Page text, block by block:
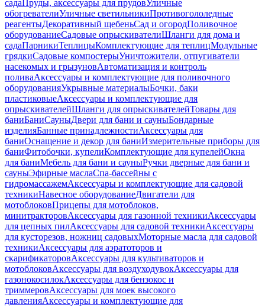
садаПруды, аксессуары для прудовУличные
обогревателиУличные светильникиПротивогололедные
реагентыДекоративный щебеньСад и огородПоливочное
оборудованиеСадовые опрыскивателиШланги для дома и
садаПарникиТеплицыКомплектующие для теплицМодульные
грядкиСадовые компостерыУничтожители, отпугиватели
насекомых и грызуновАвтоматизация и контроль
поливаАксессуары и комплектующие для поливочного
оборудованияУкрывные материалыБочки, баки
пластиковыеАксессуары и комплектующие для
опрыскивателейШланги для опрыскивателейТовары для
баниБаниСауныДвери для бани и сауныБондарные
изделияБанные принадлежностиАксессуары для
баниОснащение и декор для баниИзмерительные приборы для
баниФитобочки, купелиКомплектующие для купелейОкна
для баниМебель для бани и сауныРучки дверные для бани и
сауныЭфирные маслаСпа-бассейны с
гидромассажемАксессуары и комплектующие для садовой
техникиНавесное оборудованиеДвигатели для
мотоблоковПрицепы для мотоблоков,
минитракторовАксессуары для газонной техникиАксессуары
для цепных пилАксессуары для садовой техникиАксессуары
для кусторезов, ножниц садовыхМоторные масла для садовой
техникиАксессуары для аэратоторов и
скарификаторовАксессуары для культиваторов и
мотоблоковАксессуары для воздуходувокАксессуары для
газонокосилокАксессуары для бензокос и
триммеровАксессуары для моек высокого
давленияАксессуары и комплектующие для